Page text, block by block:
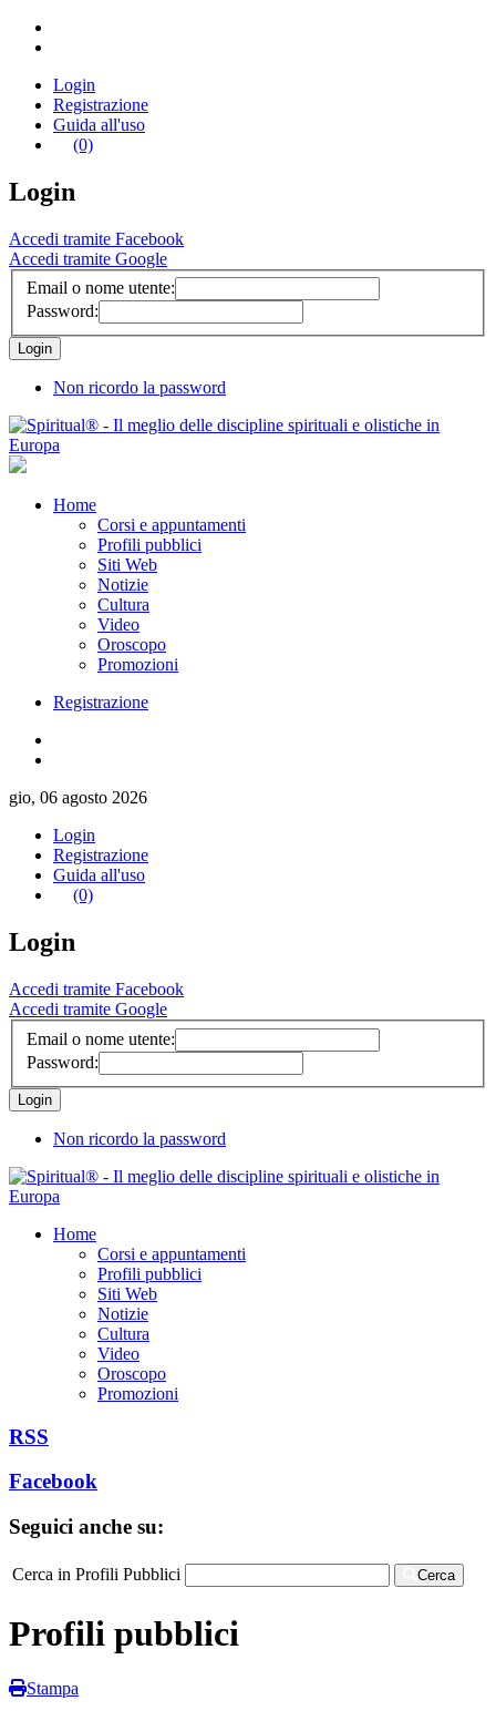
Login
Registrazione
Guida all'uso
(0)
Login
Accedi tramite Facebook
Accedi tramite Google
Email o nome utente:
Password:
Non ricordo la password
Home
Corsi e appuntamenti
Profili pubblici
Siti Web
Notizie
Cultura
Video
Oroscopo
Promozioni
Registrazione
gio, 06 agosto 2026
Login
Registrazione
Guida all'uso
(0)
Login
Accedi tramite Facebook
Accedi tramite Google
Email o nome utente:
Password:
Non ricordo la password
Home
Corsi e appuntamenti
Profili pubblici
Siti Web
Notizie
Cultura
Video
Oroscopo
Promozioni
RSS
Facebook
Seguici anche su:
Cerca in Profili Pubblici Cerca
Profili pubblici
Stampa